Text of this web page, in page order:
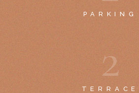
PARKING
2
TERRACE